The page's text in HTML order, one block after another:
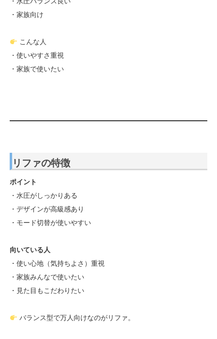
・家族向け
こんな人
・使いやすさ重視
・家族で使いたい
リファの特徴
ポイント
・水圧がしっかりある
・デザインが高級感あり
・モード切替が使いやすい
向いている人
・使い心地（気持ちよさ）重視
・家族みんなで使いたい
・見た目もこだわりたい
バランス型で万人向けなのがリファ。